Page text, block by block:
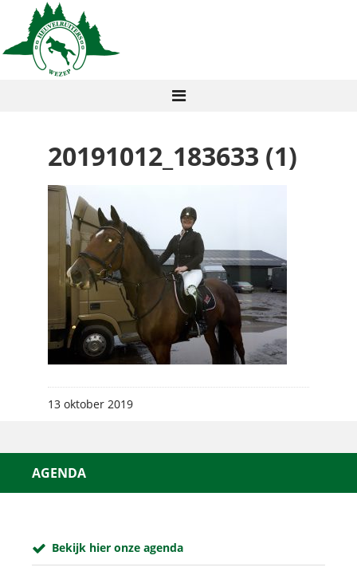
20191012_183633 (1)
13 oktober 2019
AGENDA
Bekijk hier onze agenda